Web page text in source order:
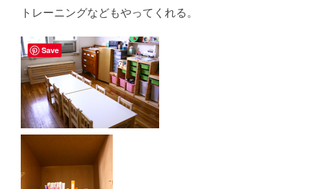
トレーニングなどもやってくれる。
Save